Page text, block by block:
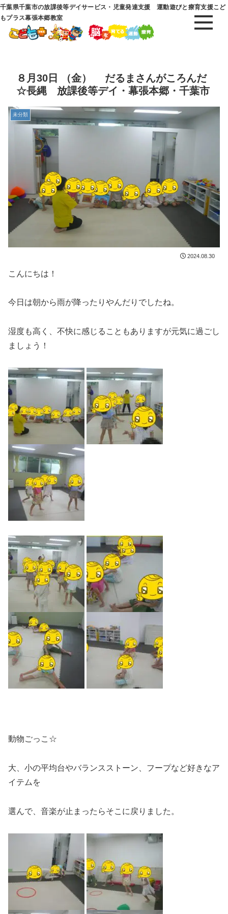
千葉県千葉市の放課後等デイサービス・児童発達支援 運動遊びと療育支援こど
もプラス幕張本郷教室
８月30日 （金） だるまさんがころんだ
☆長縄 放課後等デイ・幕張本郷・千葉市
未分類
2024.08.30
こんにちは！
今日は朝から雨が降ったりやんだりでしたね。
湿度も高く、不快に感じることもありますが元気に過ごし
ましょう！
動物ごっこ☆
大、小の平均台やバランスストーン、フープなど好きなア
イテムを
選んで、音楽が止まったらそこに戻りました。